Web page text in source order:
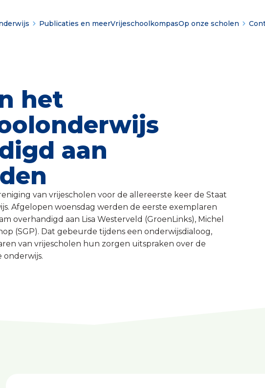
Publicaties en meerVrijeschoolkompasOp onze scholen
het
aan
van vrijescholen voor de allereerste keer de Staat
Afgelopen woensdag werden de eerste exemplaren
overhandigd aan Lisa Westerveld (GroenLinks), Michel
(SGP). Dat gebeurde tijdens een onderwijsdialoog,
van vrijescholen hun zorgen uitspraken over de
onderwijs.